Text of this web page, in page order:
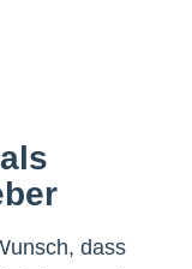
dass